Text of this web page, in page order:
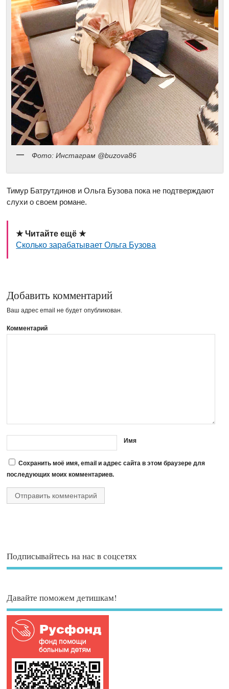
Фото: Инстаграм @buzova86
Тимур Батрутдинов и Ольга Бузова пока не подтверждают
слухи о своем романе.
★ Читайте ещё ★
Сколько зарабатывает Ольга Бузова
Добавить комментарий
Ваш адрес email не будет опубликован.
Комментарий
Имя
Сохранить моё имя, email и адрес сайта в этом браузере для
последующих моих комментариев.
Подписывайтесь на нас в соцсетях
Давайте поможем детишкам!